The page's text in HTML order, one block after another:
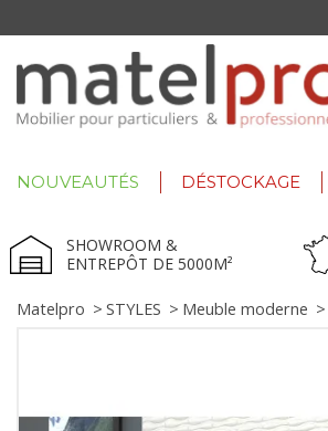
NOUVEAUTÉS DÉSTOCKAGE
SHOWROOM &
ENTREPÔT DE 5000M²
Matelpro > STYLES > Meuble moderne >